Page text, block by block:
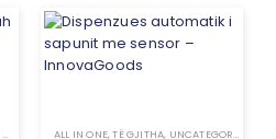
UNCATEGORIZED
ALL IN ONE,TË GJITHA, UNCATEGORIZED